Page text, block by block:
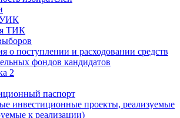
УИК
ТИК
о поступлении и расходовании средств
фондов кандидатов
2
паспорт
инвестиционные проекты, реализуемые
к реализации)